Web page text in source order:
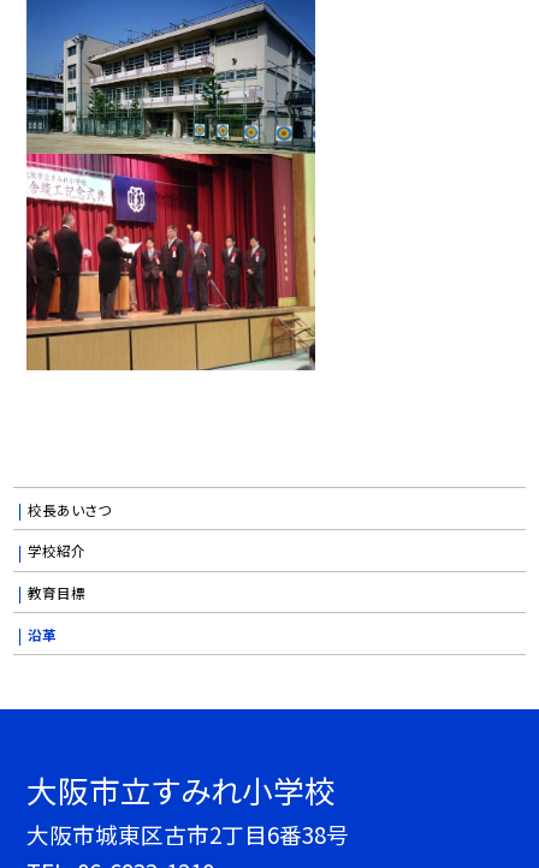
校長あいさつ
学校紹介
教育目標
沿革
大阪市立すみれ小学校
大阪市城東区古市2丁目6番38号